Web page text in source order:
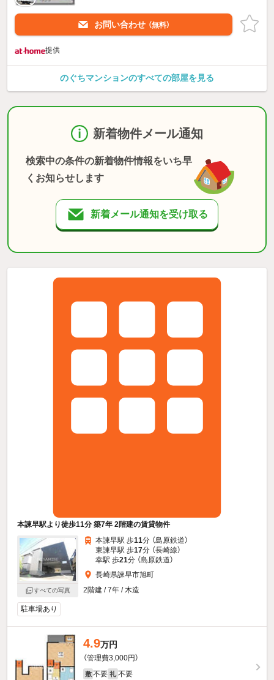
お問い合わせ （無料）
提供
のぐちマンションのすべての部屋を見る
新着物件メール通知
検索中の条件の新着物件情報をいち早
くお知らせします
新着メール通知を受け取る
本諫早駅より徒歩11分 築7年 2階建の賃貸物件
すべての写真
本諫早駅 歩11分 （島原鉄道）
東諫早駅 歩17分 （長崎線）
幸駅 歩21分 （島原鉄道）
長崎県諫早市旭町
2階建 / 7年 / 木造
駐車場あり
4.9万円
（管理費3,000円）
敷 不要 礼 不要